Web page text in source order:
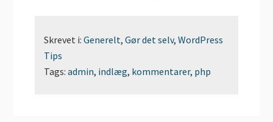
Skrevet i:Generelt,Gør det selv,WordPress
Tips
Tags:admin, indlæg, kommentarer, php